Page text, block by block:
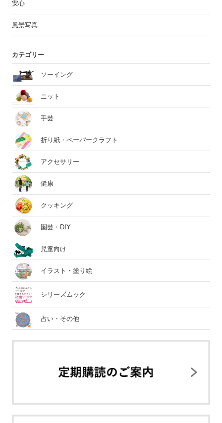
安心
風景写真
カテゴリー
ソーイング
ニット
手芸
折り紙・ペーパークラフト
アクセサリー
健康
クッキング
園芸・DIY
児童向け
イラスト・塗り絵
シリーズムック
占い・その他